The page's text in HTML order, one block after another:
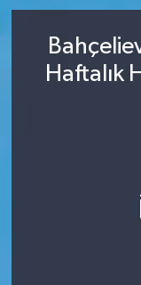
Haftalık
Erasmus
Süper Lig
Son Dakika